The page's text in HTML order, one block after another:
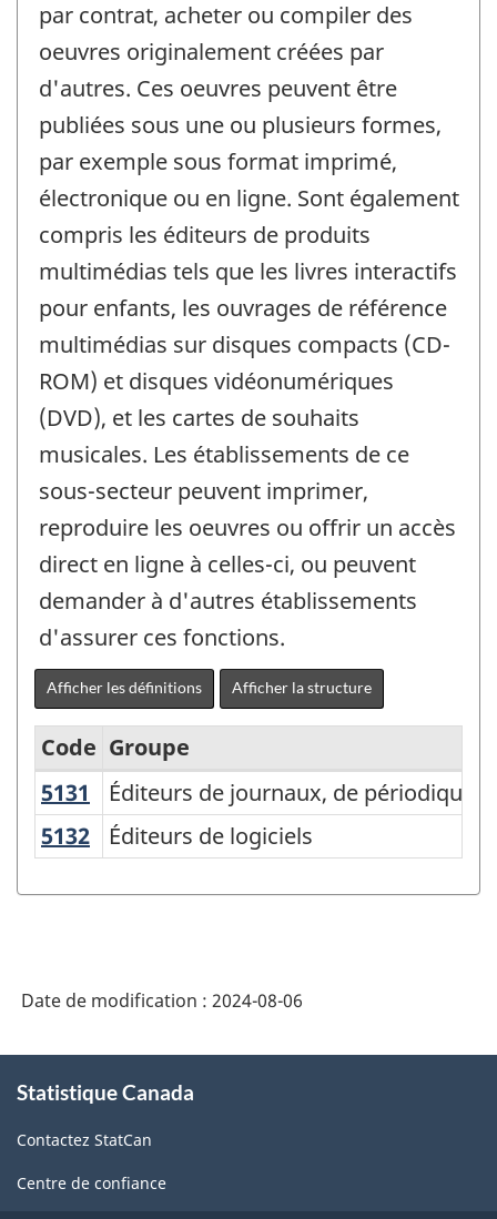
par contrat, acheter ou compiler des
oeuvres originalement créées par
d'autres. Ces oeuvres peuvent être
publiées sous une ou plusieurs formes,
par exemple sous format imprimé,
électronique ou en ligne. Sont également
compris les éditeurs de produits
multimédias tels que les livres interactifs
pour enfants, les ouvrages de référence
multimédias sur disques compacts (CD-
ROM) et disques vidéonumériques
(DVD), et les cartes de souhaits
musicales. Les établissements de ce
sous-secteur peuvent imprimer,
reproduire les oeuvres ou offrir un accès
direct en ligne à celles-ci, ou peuvent
demander à d'autres établissements
d'assurer ces fonctions.
Afficher les définitions Afficher la structure
Système
de
l'Amérique
du
Nord
(SCIAN)
2022
Code Groupe
5131
Éditeurs de journaux, de
Éditeurs de journaux, de
5132 Éditeurs de logiciels
Éditeurs de logiciels
Date de modification : 2024-08-06
propos
ce
site
Statistique Canada
Contactez StatCan
Centre de confiance